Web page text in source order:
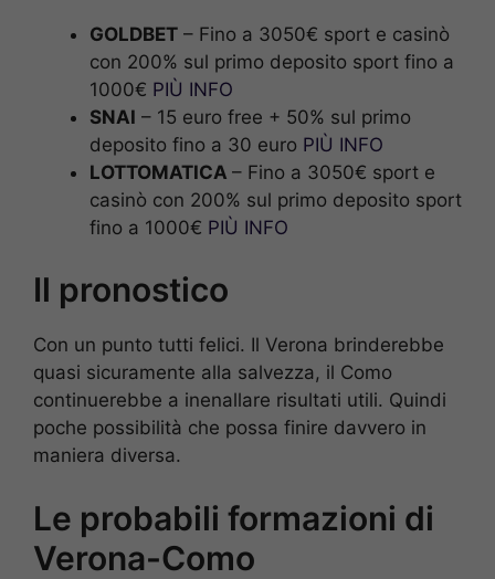
GOLDBET – Fino a 3050€ sport e casinò
con 200% sul primo deposito sport fino a
1000€ PIÙ INFO
SNAI – 15 euro free + 50% sul primo
deposito fino a 30 euro PIÙ INFO
LOTTOMATICA – Fino a 3050€ sport e
casinò con 200% sul primo deposito sport
fino a 1000€ PIÙ INFO
Il pronostico
Con un punto tutti felici. Il Verona brinderebbe
quasi sicuramente alla salvezza, il Como
continuerebbe a inenallare risultati utili. Quindi
poche possibilità che possa finire davvero in
maniera diversa.
Le probabili formazioni di
Verona-Como